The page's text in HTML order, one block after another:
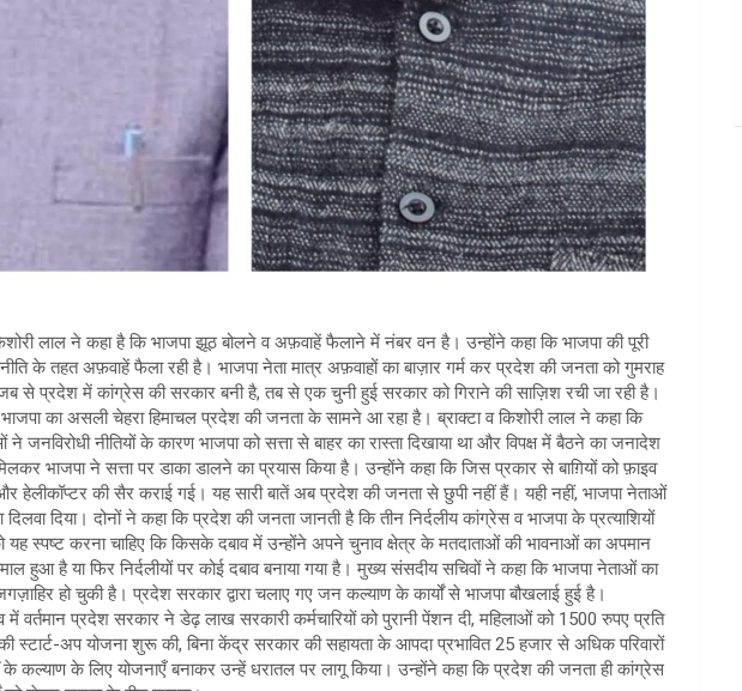
लाल ने कहा है कि भाजपा झूठ बोलने व अफ़वाहें फैलाने में नंबर वन है। उन्होंने कहा कि भाजपा की पूरी
के तहत अफ़वाहें फैला रही है। भाजपा नेता मात्र अफ़वाहों का बाज़ार गर्म कर प्रदेश की जनता को गुमराह
से प्रदेश में कांग्रेस की सरकार बनी है, तब से एक चुनी हुई सरकार को गिराने की साज़िश रची जा रही है।
का असली चेहरा हिमाचल प्रदेश की जनता के सामने आ रहा है। ब्राक्टा व किशोरी लाल ने कहा कि
नीतियों के कारण भाजपा को सत्ता से बाहर का रास्ता दिखाया था और विपक्ष में बैठने का जनादेश
भाजपा ने सत्ता पर डाका डालने का प्रयास किया है। उन्होंने कहा कि जिस प्रकार से बाग़ियों को फ़ाइव
और हेलीकॉप्टर की सैर कराई गई। यह सारी बातें अब प्रदेश की जनता से छुपी नहीं हैं। यही नहीं, भाजपा नेताओं
दिया। दोनों ने कहा कि प्रदेश की जनता जानती है कि तीन निर्दलीय कांग्रेस व भाजपा के प्रत्याशियों
स्पष्ट करना चाहिए कि किसके दबाव में उन्होंने अपने चुनाव क्षेत्र के मतदाताओं की भावनाओं का अपमान
हुआ है या फिर निर्दलीयों पर कोई दबाव बनाया गया है। मुख्य संसदीय सचिवों ने कहा कि भाजपा नेताओं का
हो चुकी है। प्रदेश सरकार द्वारा चलाए गए जन कल्याण के कार्यों से भाजपा बौखलाई हुई है।
प्रदेश सरकार ने डेढ़ लाख सरकारी कर्मचारियों को पुरानी पेंशन दी, महिलाओं को 1500 रुपए प्रति
अप योजना शुरू की, बिना केंद्र सरकार की सहायता के आपदा प्रभावित 25 हजार से अधिक परिवारों
कल्याण के लिए योजनाएँ बनाकर उन्हें धरातल पर लागू किया। उन्होंने कहा कि प्रदेश की जनता ही कांग्रेस